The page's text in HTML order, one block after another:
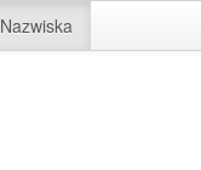
Nazwiska